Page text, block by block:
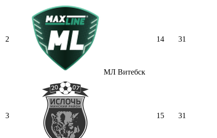
2
МЛ Витебск
14 31
3 15 31